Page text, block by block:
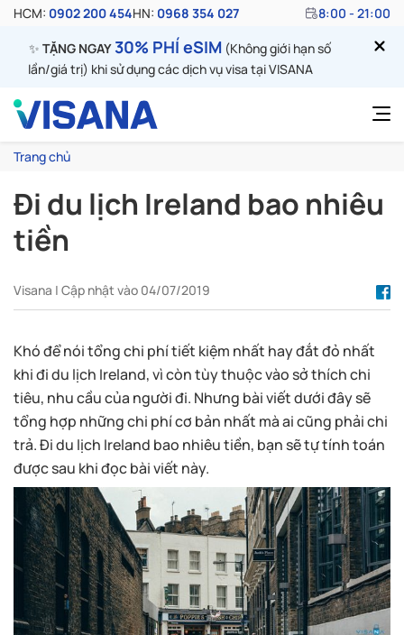
HCM: 0902 200 454HN: 0968 354 027 8:00 - 21:00
✨ TẶNG NGAY30% PHÍ eSIM (Không giới hạn số
lần/giá trị) khi sử dụng các dịch vụ visa tại VISANA
Trang chủ
Đi du lịch Ireland bao nhiêu
tiền
Visana | Cập nhật vào 04/07/2019
Khó để nói tổng chi phí tiết kiệm nhất hay đắt đỏ nhất
khi đi du lịch Ireland, vì còn tùy thuộc vào sở thích chi
tiêu, nhu cầu của người đi. Nhưng bài viết dưới đây sẽ
tổng hợp những chi phí cơ bản nhất mà ai cũng phải chi
trả. Đi du lịch Ireland bao nhiêu tiền, bạn sẽ tự tính toán
được sau khi đọc bài viết này.